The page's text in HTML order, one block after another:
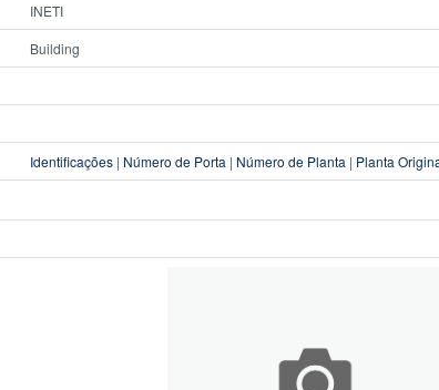
INETI
Building
Identificações | Número de Porta | Número de Planta | Planta